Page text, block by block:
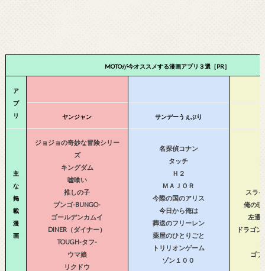
MOTOが今オススメする漫画アプリ３選［PR］
ア
プ
リ
ヤンジャン サンデーうぇぶり
主
な
掲
載
漫
画
ジョジョの奇妙な冒険シリー
ズ
キングダム
嘘喰い
推しの子
ブンゴ-BUNGO-
ゴールデンカムイ
DINER（ダイナー）
TOUGH-タフ-
ウマ娘
リクドウ
名探偵コナン
タッチ
Ｈ２
ＭＡＪＯＲ
今際の国のアリス
今日から俺は
葬送のフリーレン
薬屋のひとりごと
トリリオンゲーム
ゾン１００
スラ
俺の現
左遷
ドラゴ
ゴブ